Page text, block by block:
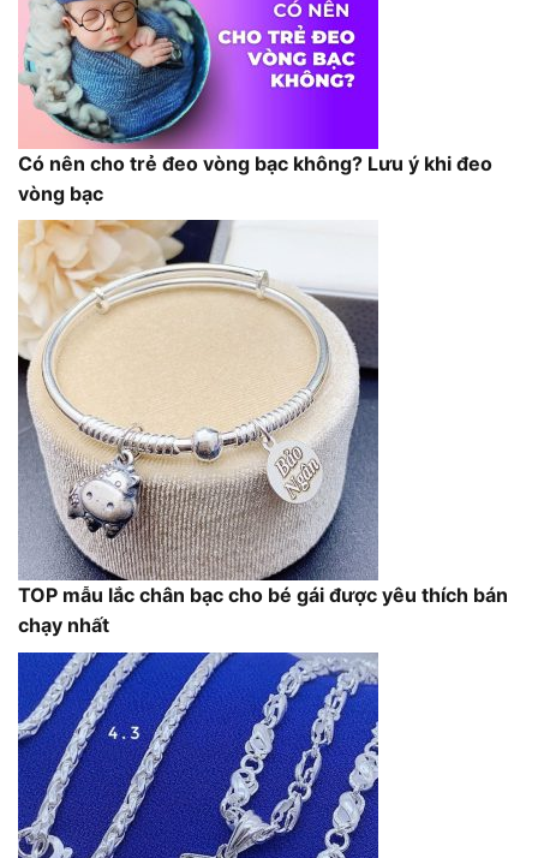
Có nên cho trẻ đeo vòng bạc không? Lưu ý khi đeo
vòng bạc
TOP mẫu lắc chân bạc cho bé gái được yêu thích bán
chạy nhất